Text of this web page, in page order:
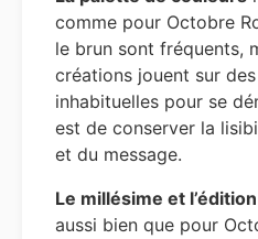
comme pour Octobre
le brun sont fréquents,
créations jouent sur
inhabituelles pour se
est de conserver la
et du message.
Le millésime et
aussi bien que pour